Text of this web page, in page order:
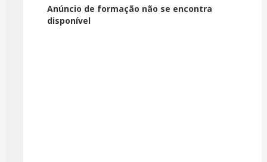
Anúncio de formação não se encontra
disponível